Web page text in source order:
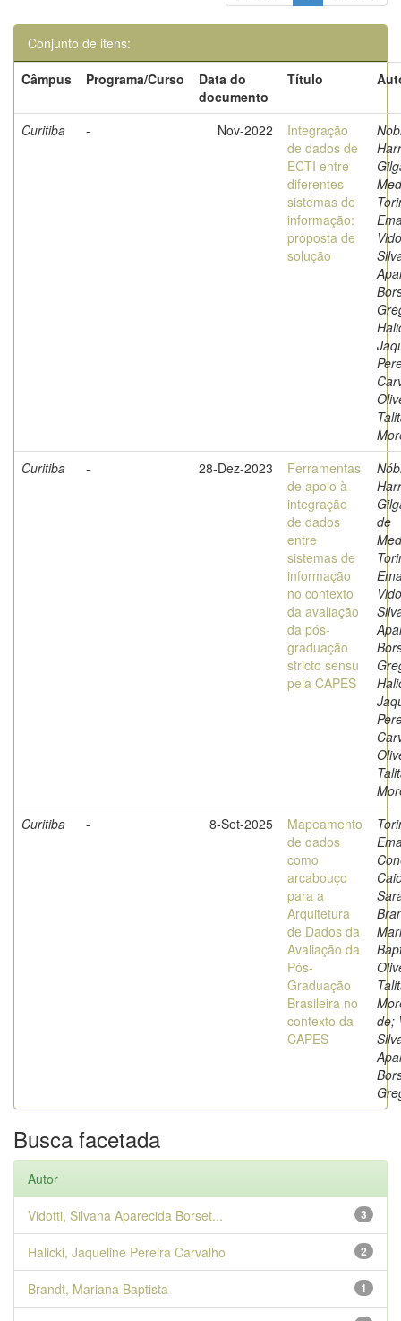
Conjunto de itens:
Câmpus
Programa/Curso
Data do
documento
Título
Curitiba - Nov-2022
Integração
de dados de
ECTI entre
diferentes
sistemas de
informação:
proposta de
solução
Curitiba
- 28-Dez-2023
Ferramentas
de apoio à
integração
de dados
entre
sistemas de
informação
no contexto
da avaliação
da pós-
graduação
stricto sensu
pela CAPES
de
Curitiba
- 8-Set-2025
Mapeamento
de dados
como
arcabouço
para a
Arquitetura
de Dados da
Avaliação da
Pós-
Graduação
Brasileira no
contexto da
CAPES
de;
Busca facetada
Autor
3
Vidotti, Silvana Aparecida Borset...
2
Halicki, Jaqueline Pereira Carvalho
1
Brandt, Mariana Baptista